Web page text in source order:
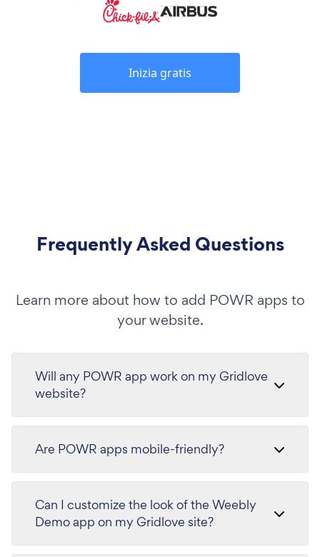
Inizia gratis
Frequently Asked Questions
Learn more about how to add POWR apps to
your website.
Will any POWR app work on my Gridlove
website?
Are POWR apps mobile-friendly?
Can I customize the look of the Weebly
Demo app on my Gridlove site?